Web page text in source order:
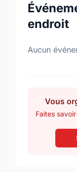
endroit
Aucun
Vous
Faites